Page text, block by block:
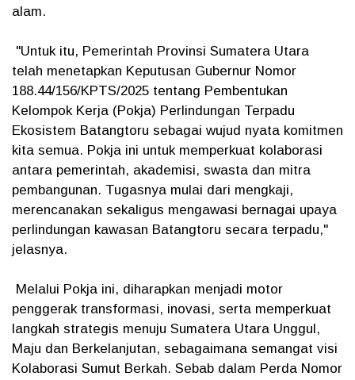
alam.
"Untuk itu, Pemerintah Provinsi Sumatera Utara
telah menetapkan Keputusan Gubernur Nomor
188.44/156/KPTS/2025 tentang Pembentukan
Kelompok Kerja (Pokja) Perlindungan Terpadu
Ekosistem Batangtoru sebagai wujud nyata komitmen
kita semua. Pokja ini untuk memperkuat kolaborasi
antara pemerintah, akademisi, swasta dan mitra
pembangunan. Tugasnya mulai dari mengkaji,
merencanakan sekaligus mengawasi bernagai upaya
perlindungan kawasan Batangtoru secara terpadu,"
jelasnya.
Melalui Pokja ini, diharapkan menjadi motor
penggerak transformasi, inovasi, serta memperkuat
langkah strategis menuju Sumatera Utara Unggul,
Maju dan Berkelanjutan, sebagaimana semangat visi
Kolaborasi Sumut Berkah. Sebab dalam Perda Nomor